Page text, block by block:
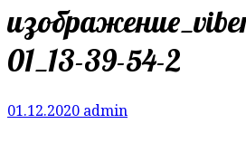
01_13-39-54-2
01.12.2020 admin